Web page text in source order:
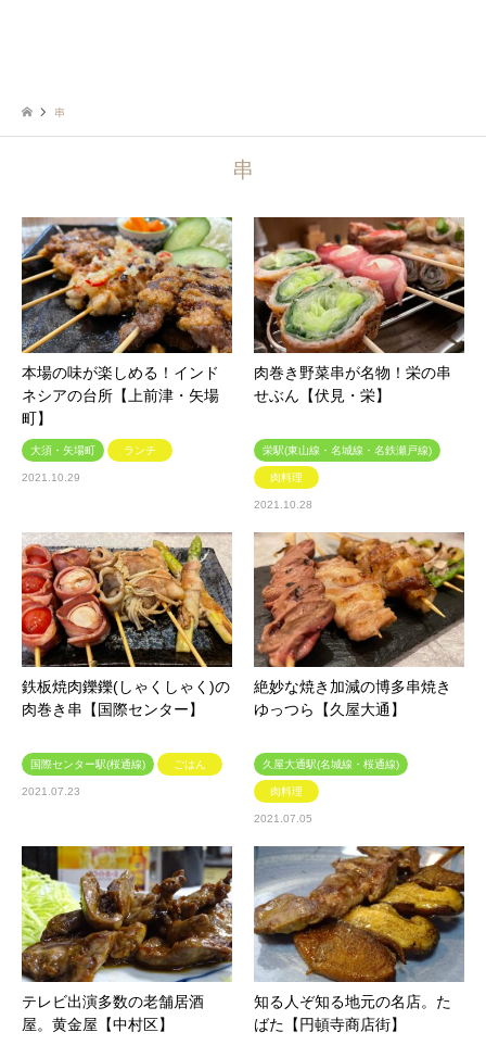
串
串
本場の味が楽しめる！インド
ネシアの台所【上前津・矢場
町】
大須・矢場町 ランチ
2021.10.29
肉巻き野菜串が名物！栄の串
せぶん【伏見・栄】
栄駅(東山線・名城線・名鉄瀬戸線)
肉料理
2021.10.28
鉄板焼肉鑠鑠(しゃくしゃく)の
肉巻き串【国際センター】
国際センター駅(桜通線) ごはん
2021.07.23
絶妙な焼き加減の博多串焼き
ゆっつら【久屋大通】
久屋大通駅(名城線・桜通線)
肉料理
2021.07.05
テレビ出演多数の老舗居酒
屋。黄金屋【中村区】
知る人ぞ知る地元の名店。た
ばた【円頓寺商店街】